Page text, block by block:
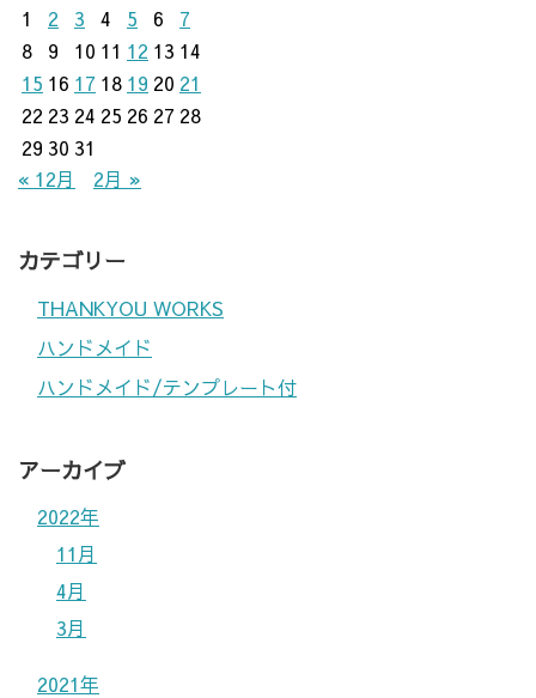
1
2 3 4 5 6
7
8
9 10 11 12 13 14
15 16 17 18 19 20 21
22 23 24 25 26 27 28
29 30 31
« 12月
2月 »
カテゴリー
THANKYOU WORKS
ハンドメイド
ハンドメイド/テンプレート付
アーカイブ
2022年
11月
4月
3月
2021年